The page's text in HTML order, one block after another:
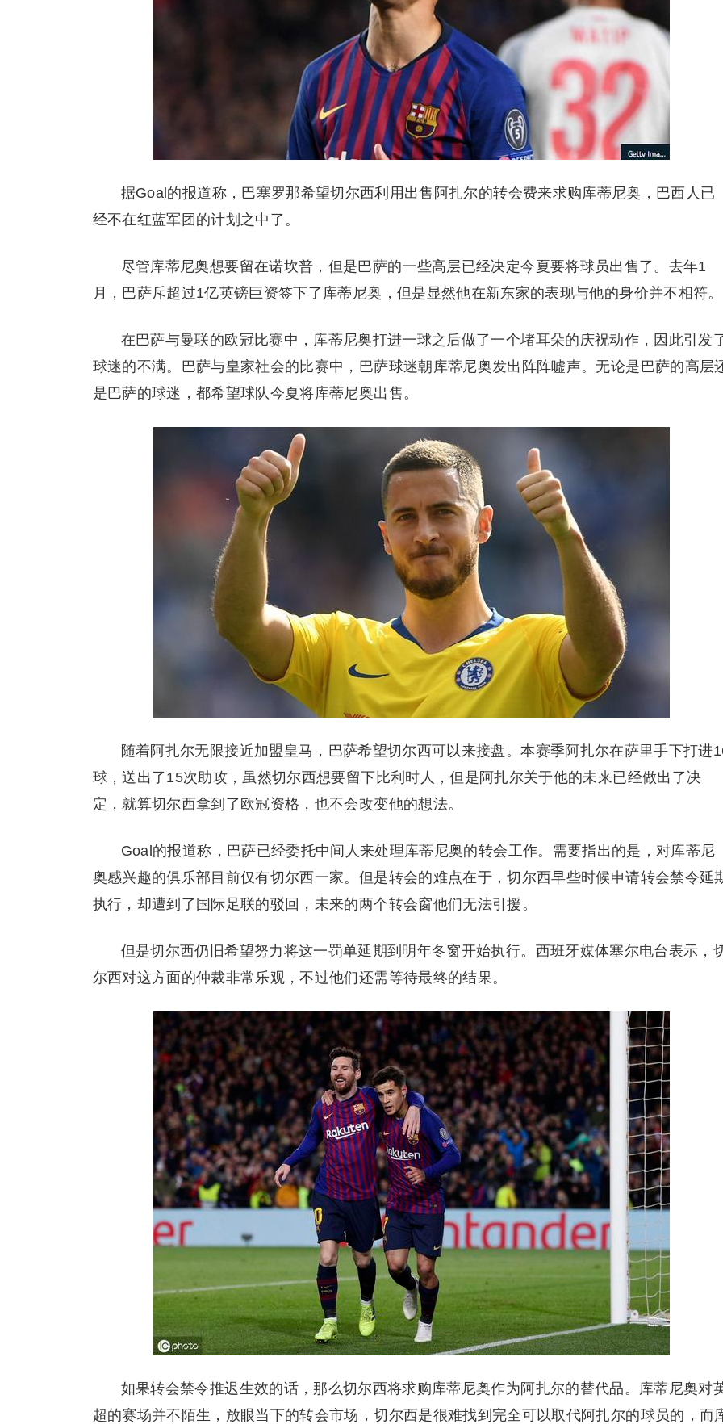
据Goal的报道称，巴塞罗那希望切尔西利用出售阿扎尔的转会费来求购库蒂尼奥，巴西人已
经不在红蓝军团的计划之中了。
尽管库蒂尼奥想要留在诺坎普，但是巴萨的一些高层已经决定今夏要将球员出售了。去年1
月，巴萨斥超过1亿英镑巨资签下了库蒂尼奥，但是显然他在新东家的表现与他的身价并不相符。
在巴萨与曼联的欧冠比赛中，库蒂尼奥打进一球之后做了一个堵耳朵的庆祝动作，因此引发
球迷的不满。巴萨与皇家社会的比赛中，巴萨球迷朝库蒂尼奥发出阵阵嘘声。无论是巴萨的高层
是巴萨的球迷，都希望球队今夏将库蒂尼奥出售。
随着阿扎尔无限接近加盟皇马，巴萨希望切尔西可以来接盘。本赛季阿扎尔在萨里手下打进
球，送出了15次助攻，虽然切尔西想要留下比利时人，但是阿扎尔关于他的未来已经做出了决
定，就算切尔西拿到了欧冠资格，也不会改变他的想法。
Goal的报道称，巴萨已经委托中间人来处理库蒂尼奥的转会工作。需要指出的是，对库蒂尼
奥感兴趣的俱乐部目前仅有切尔西一家。但是转会的难点在于，切尔西早些时候申请转会禁令延
执行，却遭到了国际足联的驳回，未来的两个转会窗他们无法引援。
但是切尔西仍旧希望努力将这一罚单延期到明年冬窗开始执行。西班牙媒体塞尔电台表示，
尔西对这方面的仲裁非常乐观，不过他们还需等待最终的结果。
如果转会禁令推迟生效的话，那么切尔西将求购库蒂尼奥作为阿扎尔的替代品。库蒂尼奥对
超的赛场并不陌生，放眼当下的转会市场，切尔西是很难找到完全可以取代阿扎尔的球员的，而